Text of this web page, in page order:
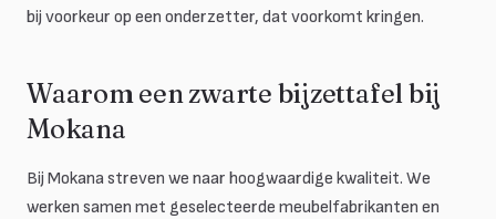
bij voorkeur op een onderzetter, dat voorkomt kringen.
Waarom een zwarte bijzettafel bij
Mokana
Bij Mokana streven we naar hoogwaardige kwaliteit. We
werken samen met geselecteerde meubelfabrikanten en